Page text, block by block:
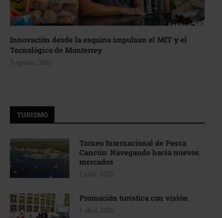
Innovación desde la esquina impulsan el MIT y el
Tecnológico de Monterrey
3 agosto, 2026
TURISMO
Torneo Internacional de Pesca
Cancún: Navegando hacia nuevos
mercados
1 julio, 2026
Promoción turística con visión
1 abril, 2026